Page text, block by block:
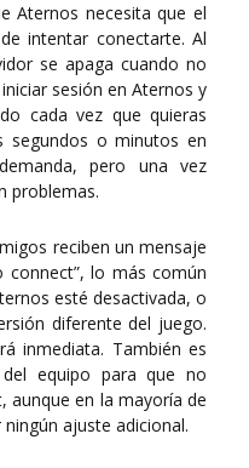
Aternos necesita que el
intentar conectarte. Al
se apaga cuando no
sesión en Aternos y
cada vez que quieras
segundos o minutos en
pero una vez
problemas.
reciben un mensaje
connect”, lo más común
esté desactivada, o
diferente del juego.
inmediata. También es
equipo para que no
aunque en la mayoría de
ajuste adicional.